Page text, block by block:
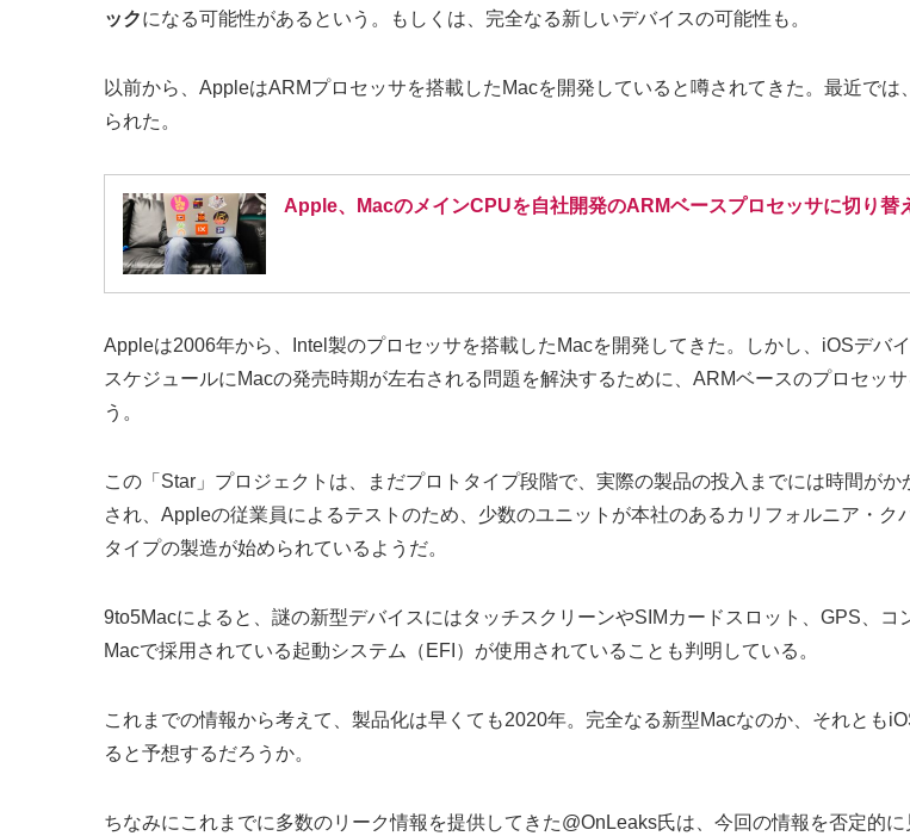
ックになる可能性があるという。もしくは、完全なる新しいデバイスの可能性も。
以前から、AppleはARMプロセッサを搭載したMacを開発していると噂されてきた。最近では
られた。
Apple、MacのメインCPUを自社開発のARMベースプロセッサに切り
Appleは2006年から、Intel製のプロセッサを搭載したMacを開発してきた。しかし、iOSデバ
スケジュールにMacの発売時期が左右される問題を解決するために、ARMベースのプロセッ
う。
この「Star」プロジェクトは、まだプロトタイプ段階で、実際の製品の投入までには時間が
され、Appleの従業員によるテストのため、少数のユニットが本社のあるカリフォルニア・
タイプの製造が始められているようだ。
9to5Macによると、謎の新型デバイスにはタッチスクリーンやSIMカードスロット、GPS、
Macで採用されている起動システム（EFI）が使用されていることも判明している。
これまでの情報から考えて、製品化は早くても2020年。完全なる新型Macなのか、それとも
ると予想するだろうか。
ちなみにこれまでに多数のリーク情報を提供してきた@OnLeaks氏は、今回の情報を否定的に